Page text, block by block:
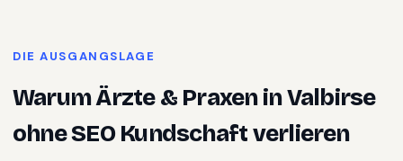
DIE AUSGANGSLAGE
WarumÄrzte & PraxeninValbirse
ohne SEO Kundschaft verlieren